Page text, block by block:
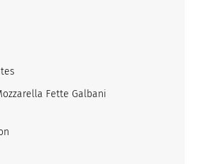
Fette Galbani